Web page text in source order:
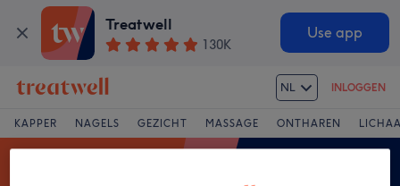
Treatwell
130K
Use app
NL INLOGGEN
KAPPER NAGELS GEZICHT MASSAGE ONTHAREN